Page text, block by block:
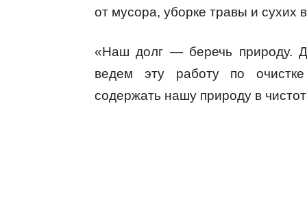
от мусора, уборке травы и сухих
«Наш долг — беречь природу.
ведем эту работу по
содержать нашу природу в